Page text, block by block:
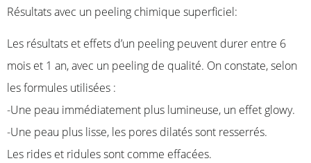
Résultats avec un peeling chimique superficiel:
Les résultats et effets d’un peeling peuvent durer entre 6
mois et 1 an, avec un peeling de qualité. On constate, selon
les formules utilisées :
-Une peau immédiatement plus lumineuse, un effet glowy.
-Une peau plus lisse, les pores dilatés sont resserrés.
Les rides et ridules sont comme effacées.